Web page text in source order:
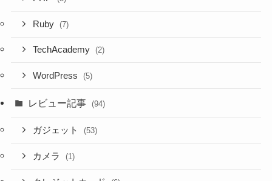
Ruby (7)
TechAcademy (2)
WordPress (5)
レビュー記事 (94)
ガジェット (53)
カメラ (1)